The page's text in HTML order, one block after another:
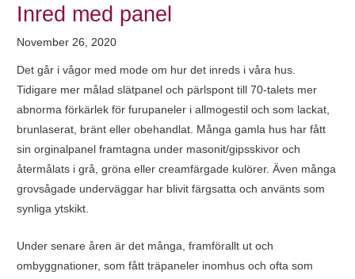
Inred med panel
November 26, 2020
Det går i vågor med mode om hur det inreds i våra hus.
Tidigare mer målad slätpanel och pärlspont till 70-talets mer
abnorma förkärlek för furupaneler i allmogestil och som lackat,
brunlaserat, bränt eller obehandlat. Många gamla hus har fått
sin orginalpanel framtagna under masonit/gipsskivor och
återmålats i grå, gröna eller creamfärgade kulörer. Även många
grovsågade underväggar har blivit färgsatta och använts som
synliga ytskikt.
Under senare åren är det många, framförallt ut och
ombyggnationer, som fått träpaneler inomhus och ofta som